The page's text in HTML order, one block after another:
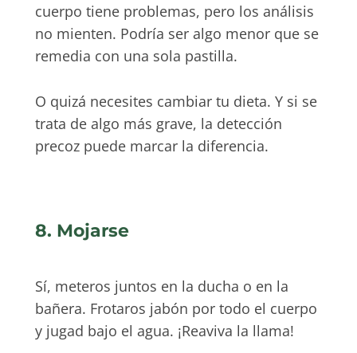
cuerpo tiene problemas, pero los análisis
no mienten. Podría ser algo menor que se
remedia con una sola pastilla.
O quizá necesites cambiar tu dieta. Y si se
trata de algo más grave, la detección
precoz puede marcar la diferencia.
8. Mojarse
Sí, meteros juntos en la ducha o en la
bañera. Frotaros jabón por todo el cuerpo
y jugad bajo el agua. ¡Reaviva la llama!